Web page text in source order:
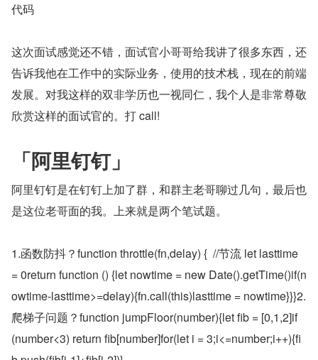
代码
这次面试感觉还不错，面试官小哥哥给我讲了很多东西，还
告诉我他在工作中的实际业务，使用的技术栈，现在的前端
发展。对我这样的双非学历也一视同仁，我个人是非常尊敬
欣赏这样的面试官的。打 call!
「阿里钉钉」
阿里钉钉是在钉钉上加了群，和群主老哥聊过几句，最后也
是这位老哥面的我。上来就是两个笔试题。
1.函数防抖？function throttle(fn,delay) {  //节流 let lasttime
= 0return function () {let nowtime = new Date().getTime()if(n
owtime-lasttime>=delay){fn.call(this)lasttime = nowtime}}}2.
爬梯子问题？function jumpFloor(number){let fib = [0,1,2]if
(number<3) return fib[number]for(let i = 3;i<=number;i++){fi